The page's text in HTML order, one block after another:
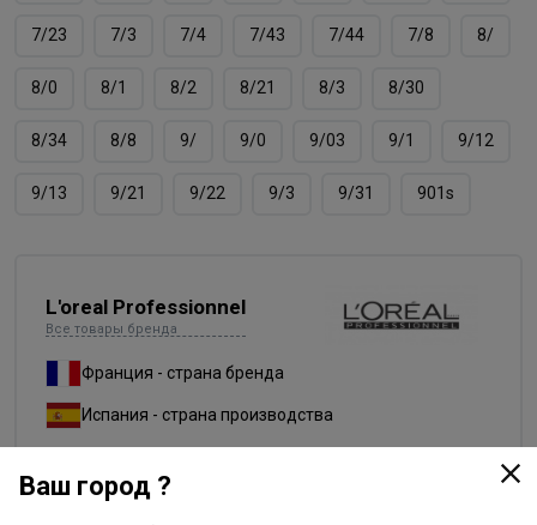
7/23 7/3 7/4 7/43 7/44 7/8 8/
8/0 8/1 8/2 8/21 8/3 8/30
8/34 8/8 9/ 9/0 9/03 9/1 9/12
9/13 9/21 9/22 9/3 9/31 901s
L'oreal Professionnel
Все товары бренда
Франция - страна бренда
Испания - страна производства
Ваш город ?